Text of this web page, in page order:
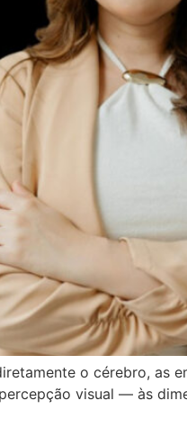
o cérebro, as
visual — às